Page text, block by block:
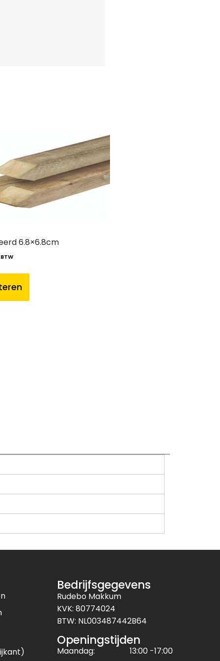
6.8×6.8cm
Bedrijfsgegevens
Rudebo Makkum
KVK: 80774024
BTW: NL003487442B64
Openingstijden
Maandag:
13:00 -17:00